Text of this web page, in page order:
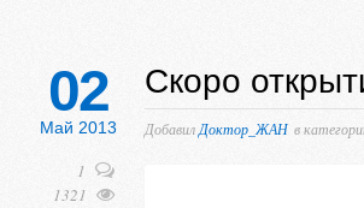
02
Май 2013
1
1321
Скоро
ДобавилДоктор_ЖАН в